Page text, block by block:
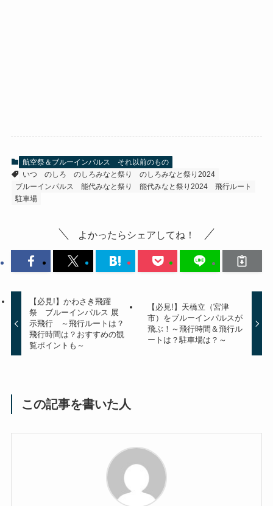
航空祭＆ブルーインパルス それ以前のもの
いつ
のしろ のしろみなと祭り
のしろみなと祭り2024
ブルーインパルス
能代みなと祭り 能代みなと祭り2024
飛行ルート
駐車場
よかったらシェアしてね！
【必見!】かわさき飛躍
祭 ブルーインパルス 展
示飛行 ～飛行ルートは？
飛行時間は？おすすめの観
覧ポイントも～
【必見!】天橋立（宮津
市）をブルーインパルスが
飛ぶ！～飛行時間＆飛行ル
ートは？駐車場は？～
この記事を書いた人